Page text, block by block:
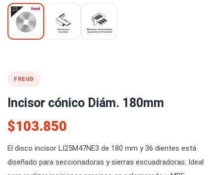
FREUD
Incisor cónico Diám. 180mm
$103.850
El disco incisor LI25M47NE3 de 180 mm y 36 dientes está
diseñado para seccionadoras y sierras escuadradoras. Ideal